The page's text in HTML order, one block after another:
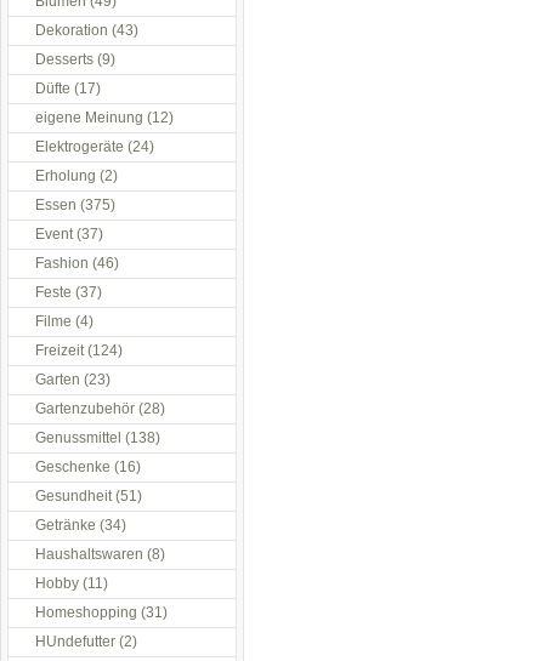
Dekoration (43)
Desserts (9)
Düfte (17)
eigene Meinung (12)
Elektrogeräte (24)
Erholung (2)
Essen (375)
Event(37)
Fashion (46)
Feste (37)
Filme (4)
Freizeit(124)
Garten (23)
Gartenzubehör (28)
Genussmittel (138)
Geschenke (16)
Gesundheit(51)
Getränke (34)
Haushaltswaren (8)
Hobby (11)
Homeshopping (31)
HUndefutter (2)